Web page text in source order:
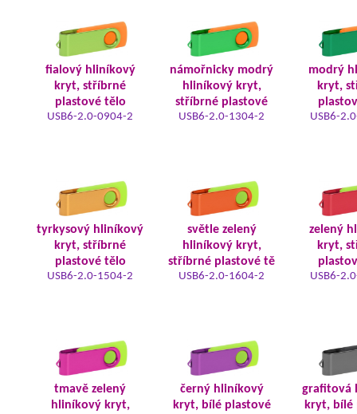
fialový hliníkový
kryt, stříbrné
plastové tělo
USB6-2.0-0904-2
námořnicky modrý
hliníkový kryt,
stříbrné plastové
USB6-2.0-1304-2
modrý
kryt,
USB6-
tyrkysový hliníkový
kryt, stříbrné
plastové tělo
USB6-2.0-1504-2
světle zelený
hliníkový kryt,
stříbrné plastové tě
USB6-2.0-1604-2
zelený
kryt,
USB6-
tmavě zelený
hliníkový kryt,
černý hliníkový
kryt, bílé plastové
grafitová
kryt, bílé